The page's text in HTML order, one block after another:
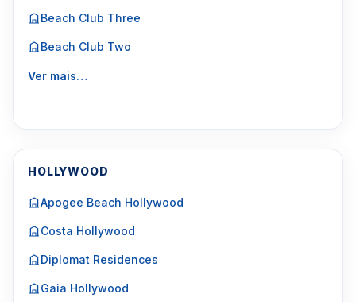
Beach Club Three
Beach Club Two
Ver mais…
HOLLYWOOD
Apogee Beach Hollywood
Costa Hollywood
Diplomat Residences
Gaia Hollywood